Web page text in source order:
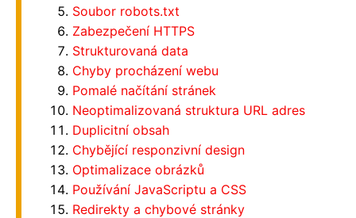
Soubor robots.txt
Zabezpečení HTTPS
Strukturovaná data
Chyby procházení webu
Pomalé načítání stránek
Neoptimalizovaná struktura URL adres
Duplicitní obsah
Chybějící responzivní design
Optimalizace obrázků
Používání JavaScriptu a CSS
Redirekty a chybové stránky